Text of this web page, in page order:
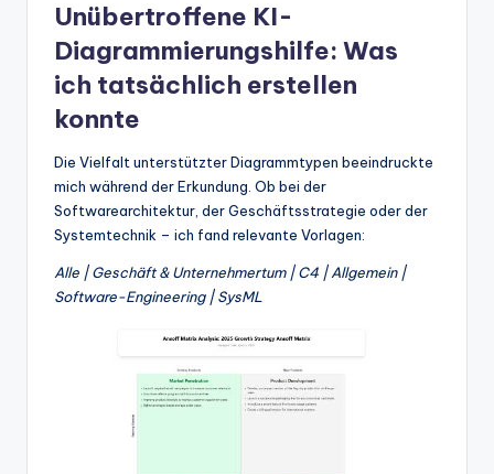
Unübertroffene KI-
Diagrammierungshilfe: Was
ich tatsächlich erstellen
konnte
Die Vielfalt unterstützter Diagrammtypen beeindruckte
mich während der Erkundung. Ob bei der
Softwarearchitektur, der Geschäftsstrategie oder der
Systemtechnik – ich fand relevante Vorlagen:
Alle | Geschäft & Unternehmertum | C4 | Allgemein |
Software-Engineering | SysML